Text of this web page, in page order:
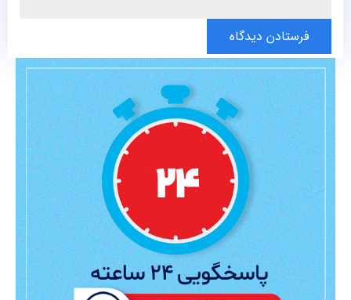
فرستادن دیدگاه